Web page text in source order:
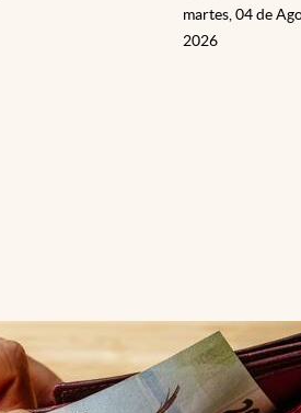
martes, 04 de
2026